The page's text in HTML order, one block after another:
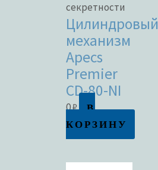
секретности
Цилиндровый
механизм
Apecs
Premier
CD-80-NI
0₽
В
КОРЗИНУ